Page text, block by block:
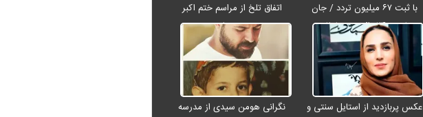
با ثبت ۶۷ میلیون تردد / جان
باختن ۲۴ زائر در تصادفات
اربعینی
اتفاق تلخ از مراسم ختم اکبر
عبدی رفت
عکس پربازدید از استایل سنتی و
نگرانی هومن سیدی از مدرسه